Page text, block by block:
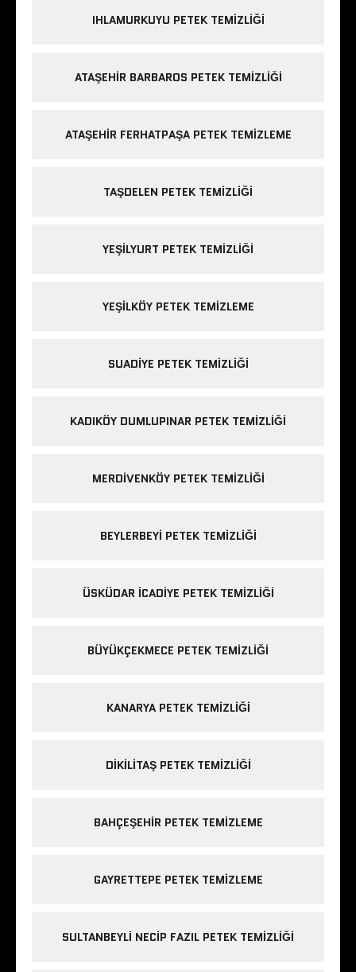
IHLAMURKUYU PETEK TEMIZLIĞI
ATAŞEHIR BARBAROS PETEK TEMIZLIĞI
ATAŞEHIR FERHATPAŞA PETEK TEMIZLEME
TAŞDELEN PETEK TEMIZLIĞI
YEŞILYURT PETEK TEMIZLIĞI
YEŞILKÖY PETEK TEMIZLEME
SUADIYE PETEK TEMIZLIĞI
KADIKÖY DUMLUPINAR PETEK TEMIZLIĞI
MERDIVENKÖY PETEK TEMIZLIĞI
BEYLERBEYI PETEK TEMIZLIĞI
ÜSKÜDAR ICADIYE PETEK TEMIZLIĞI
BÜYÜKÇEKMECE PETEK TEMIZLIĞI
KANARYA PETEK TEMIZLIĞI
DIKILITAŞ PETEK TEMIZLIĞI
BAHÇEŞEHIR PETEK TEMIZLEME
GAYRETTEPE PETEK TEMIZLEME
SULTANBEYLI NECIP FAZIL PETEK TEMIZLIĞI